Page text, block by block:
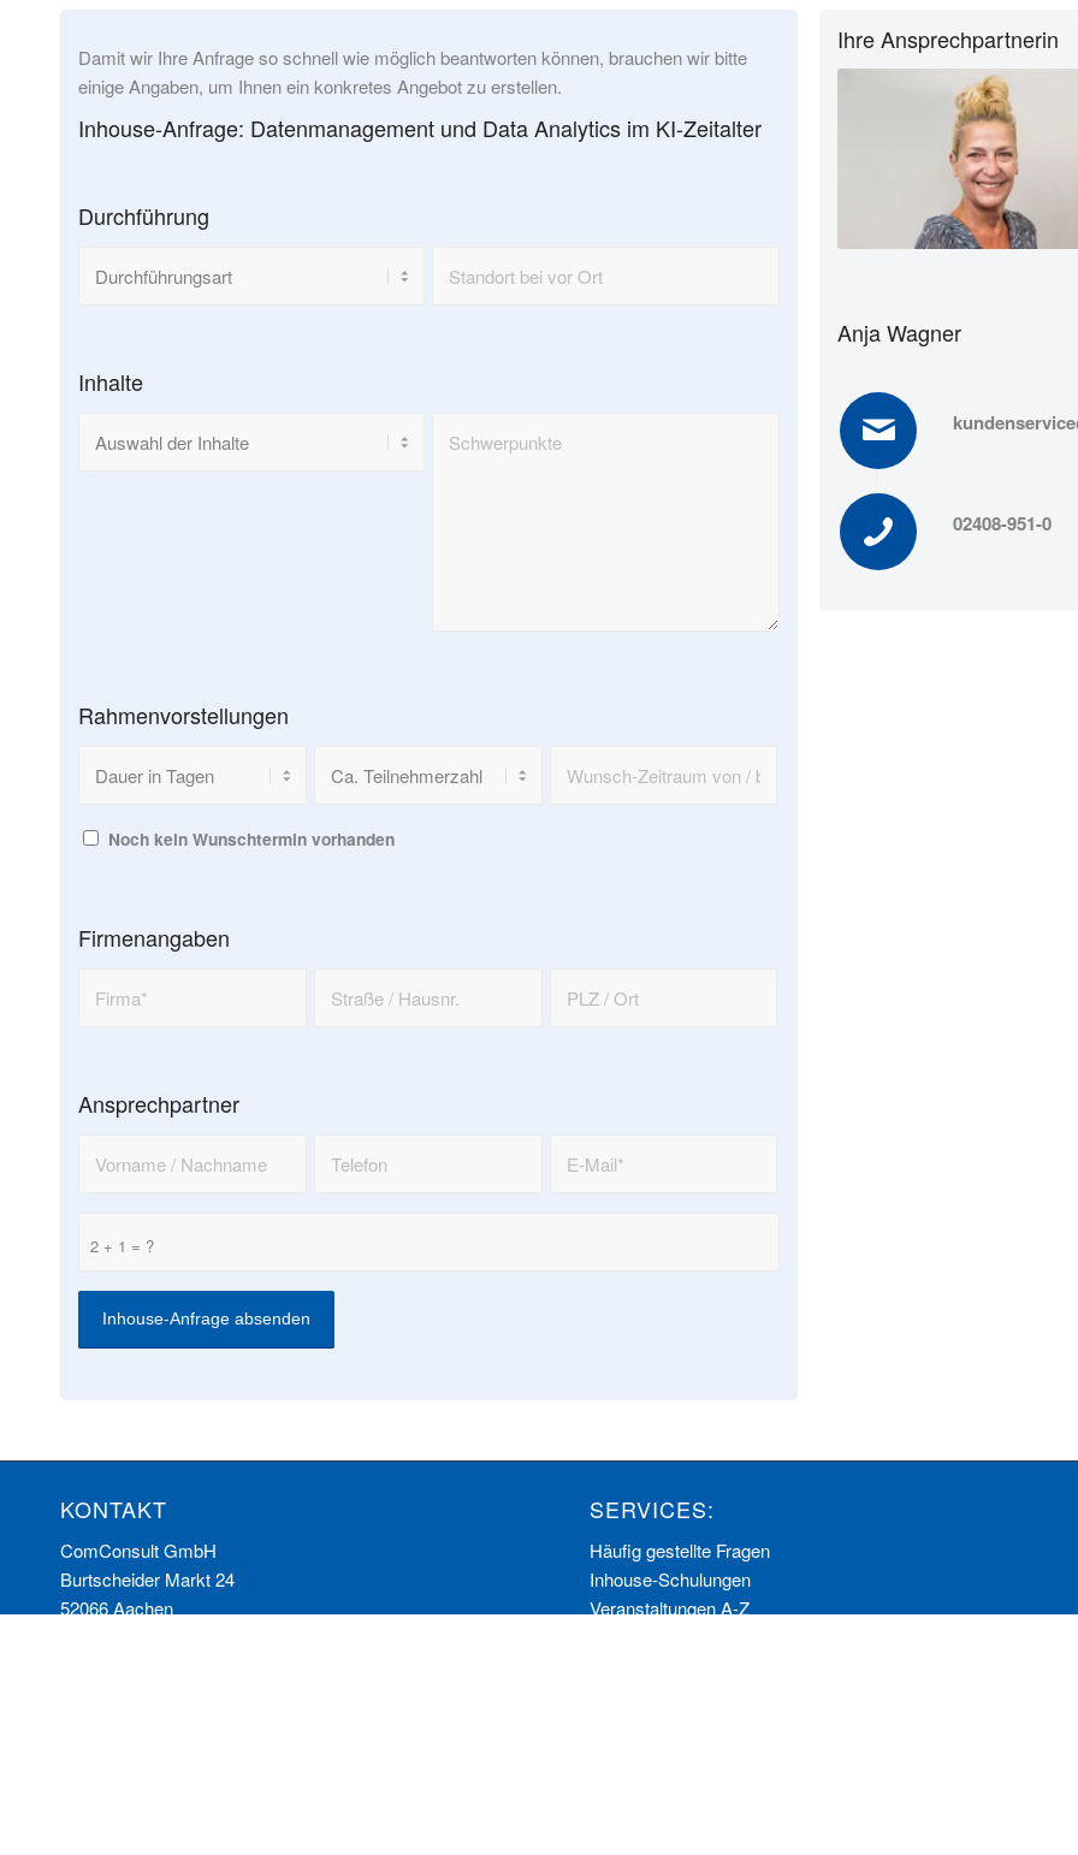
Damit wir Ihre Anfrage so schnell wie möglich beantworten können, brauchen wir bitte
einige Angaben, um Ihnen ein konkretes Angebot zu erstellen.
Inhouse-Anfrage: Datenmanagement und Data Analytics im KI-Zeitalter
Durchführung
Inhalte
Rahmenvorstellungen
Noch kein Wunschtermin vorhanden
Firmenangaben
Ansprechpartner
2 + 1 = ?
Ihre Ansprechpartnerin
Anja Wagner
02408-951-0
KONTAKT
ComConsult GmbH
Burtscheider Markt 24
52066 Aachen
SERVICES:
Häufig gestellte Fragen
Inhouse-Schulungen
Veranstaltungen A-Z